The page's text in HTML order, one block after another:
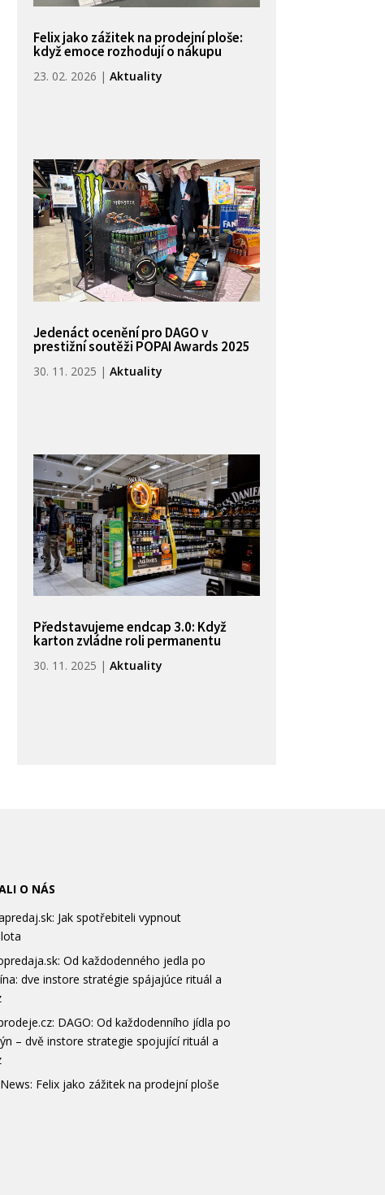
Felix jako zážitek na prodejní ploše:
když emoce rozhodují o nákupu
23. 02. 2026 | Aktuality
Jedenáct ocenění pro DAGO v
prestižní soutěži POPAI Awards 2025
30. 11. 2025 | Aktuality
Představujeme endcap 3.0: Když
karton zvládne roli permanentu
30. 11. 2025 | Aktuality
O NÁS
Jak spotřebiteli vypnout
Od každodenného jedla po
dve instore stratégie spájajúce rituál a
DAGO: Od každodenního jídla po
– dvě instore strategie spojující rituál a
Felix jako zážitek na prodejní ploše